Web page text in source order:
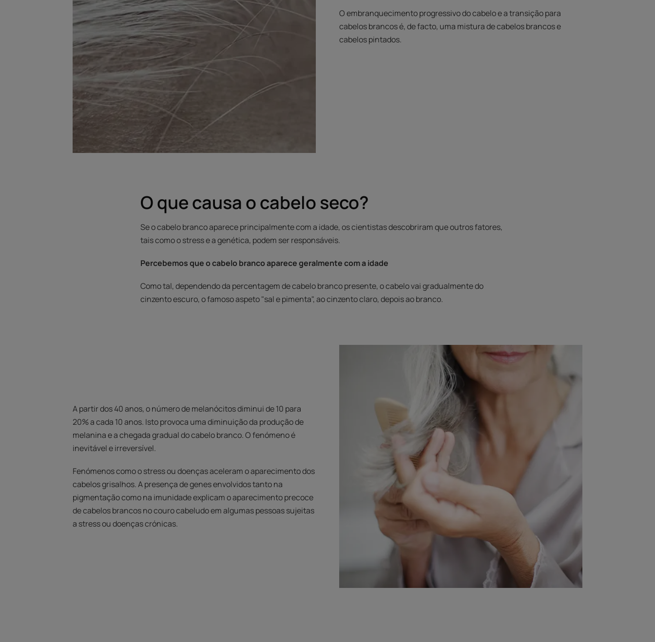
O embranquecimento progressivo do cabelo e a transição para
cabelos brancos é, de facto, uma mistura de cabelos brancos e
cabelos pintados.
O que causa o cabelo seco?
Se o cabelo branco aparece principalmente com a idade, os cientistas descobriram que outros fatores,
tais como o stress e a genética, podem ser responsáveis.
Percebemos que o cabelo branco aparece geralmente com a idade
Como tal, dependendo da percentagem de cabelo branco presente, o cabelo vai gradualmente do
cinzento escuro, o famoso aspeto "sal e pimenta", ao cinzento claro, depois ao branco.
A partir dos 40 anos, o número de melanócitos diminui de 10 para
20% a cada 10 anos. Isto provoca uma diminuição da produção de
melanina e a chegada gradual do cabelo branco. O fenómeno é
inevitável e irreversível.
Fenómenos como o stress ou doenças aceleram o aparecimento dos
cabelos grisalhos. A presença de genes envolvidos tanto na
pigmentação como na imunidade explicam o aparecimento precoce
de cabelos brancos no couro cabeludo em algumas pessoas sujeitas
a stress ou doenças crónicas.